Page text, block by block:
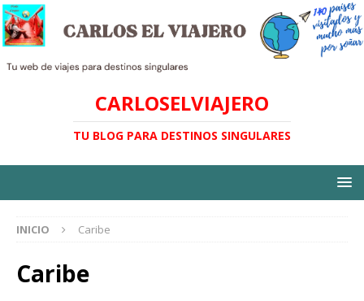
CARLOSELVIAJERO
TU BLOG PARA DESTINOS SINGULARES
INICIO Caribe
Caribe